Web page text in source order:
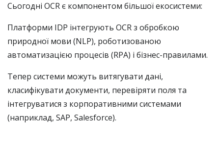
Сьогодні OCR є компонентом більшої екосистеми:
Платформи IDP інтегрують OCR з обробкою
природної мови (NLP), роботизованою
автоматизацією процесів (RPA) і бізнес-правилами.
Тепер системи можуть витягувати дані,
класифікувати документи, перевіряти поля та
інтегруватися з корпоративними системами
(наприклад, SAP, Salesforce).